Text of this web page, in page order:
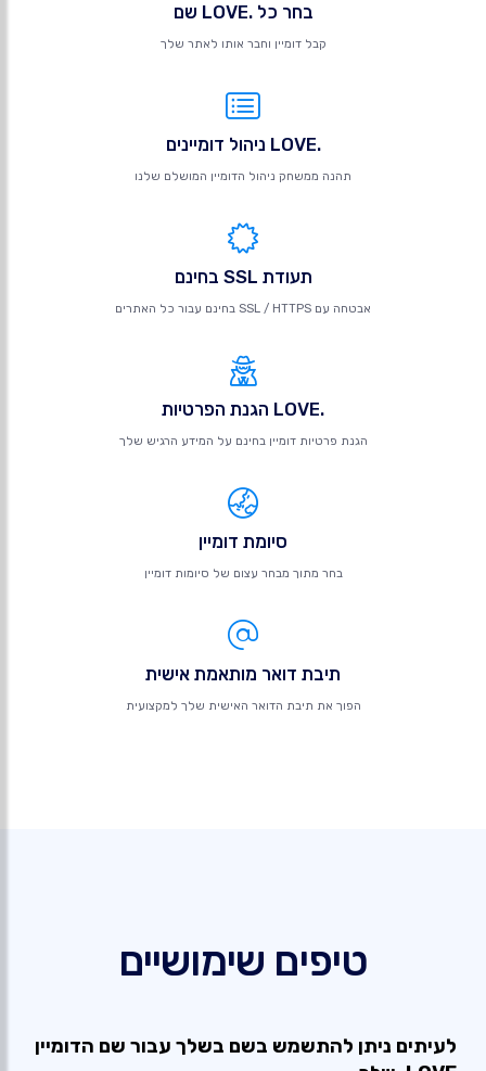
בחר כל .LOVE שם
קבל דומיין וחבר אותו לאתר שלך
.LOVE ניהול דומיינים
תהנה ממשחק ניהול הדומיין המושלם שלנו
תעודת SSL בחינם
אבטחה עם SSL / HTTPS בחינם עבור כל האתרים
.LOVE הגנת הפרטיות
הגנת פרטיות דומיין בחינם על המידע הרגיש שלך
סיומת דומיין
בחר מתוך מבחר עצום של סיומות דומיין
תיבת דואר מותאמת אישית
הפוך את תיבת הדואר האישית שלך למקצועית
טיפים שימושיים
לעיתים ניתן להתשמש בשם בשלך עבור שם הדומיין